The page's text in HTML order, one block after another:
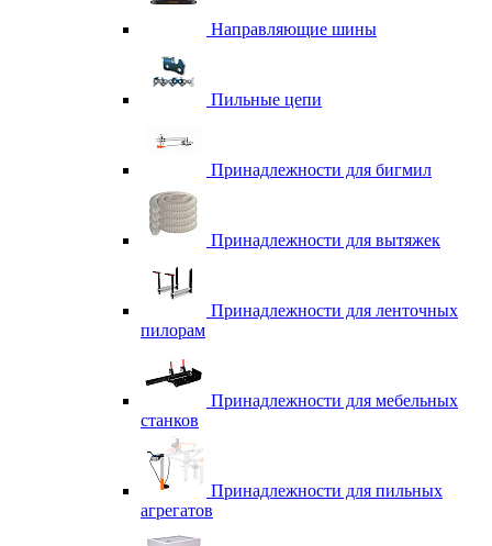
Направляющие шины
Пильные цепи
Принадлежности для бигмил
Принадлежности для вытяжек
Принадлежности для ленточных
пилорам
Принадлежности для мебельных
станков
Принадлежности для пильных
агрегатов